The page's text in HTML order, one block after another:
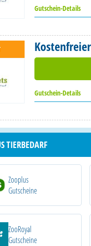
Gutschein-Details
Gutschein-Details
TIERBEDARF
Zooplus
Gutscheine
ZooRoyal
Gutscheine